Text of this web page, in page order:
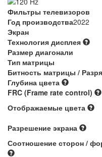
Фильтры телевизоров
Год производства2022
Экран
Технология дисплея
Размер диагонали
Тип матрицы
Битность матрицы /
Глубина цвета
FRC (Frame rate control)
Отображаемые цвета
Разрешение экрана
Соотношение сторон /